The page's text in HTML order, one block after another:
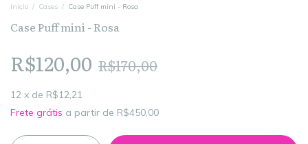
Início / Cases / Case Puff mini - Rosa
Case Puff mini - Rosa
R$120,00 R$170,00
12 x de R$12,21
Frete grátis a partir de R$450,00